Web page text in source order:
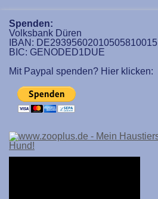
Spenden:
Volksbank Düren
IBAN: DE29395602010505810015
BIC: GENODED1DUE
Mit Paypal spenden? Hier klicken: